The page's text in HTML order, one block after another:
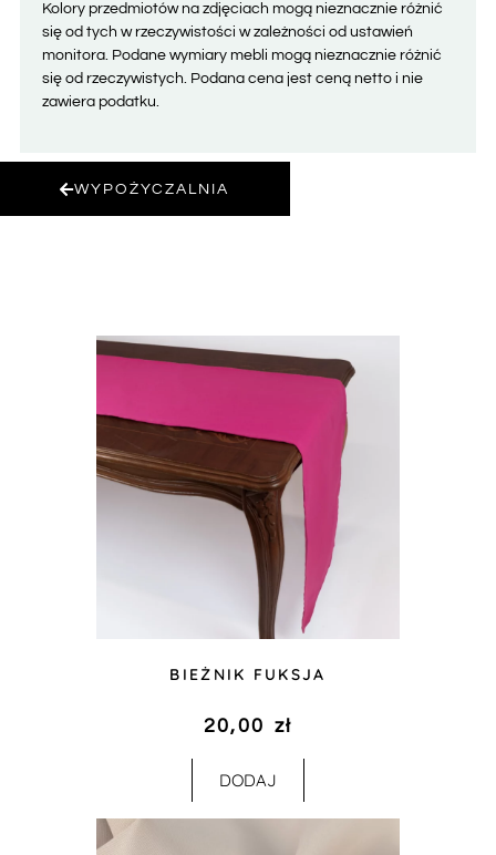
Kolory przedmiotów na zdjęciach mogą nieznacznie różnić
się od tych w rzeczywistości w zależności od ustawień
monitora. Podane wymiary mebli mogą nieznacznie różnić
się od rzeczywistych. Podana cena jest ceną netto i nie
zawiera podatku.
WYPOŻYCZALNIA
BIEŻNIK FUKSJA
20,00 zł
DODAJ